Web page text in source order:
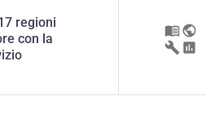
regioni
con la